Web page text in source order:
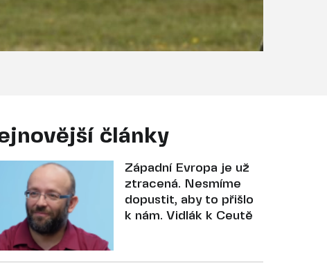
články
Západní Evropa je už
ztracená. Nesmíme
dopustit, aby to přišlo
k nám. Vidlák k Ceutě